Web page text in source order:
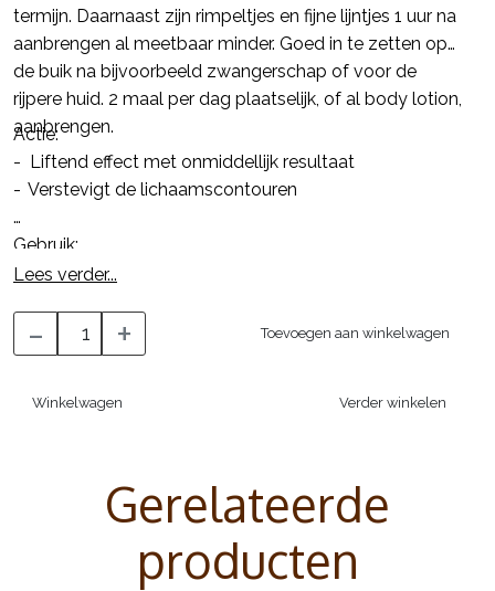
termijn. Daarnaast zijn rimpeltjes en fijne lijntjes 1 uur na
aanbrengen al meetbaar minder. Goed in te zetten op
de buik na bijvoorbeeld zwangerschap of voor de
rijpere huid. 2 maal per dag plaatselijk, of al body lotion,
aanbrengen.
Actie:
- Liftend effect met onmiddellijk resultaat
- Verstevigt de lichaamscontouren
Gebruik:
's Ochtends en 's avonds aanbrengen op het
Voedende vloeistof, snelle inwerking.
Lees verder...
- + Toevoegen aan winkelwagen
Winkelwagen Verder winkelen
Gerelateerde
producten